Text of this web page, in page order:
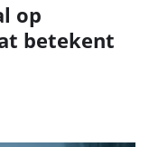
op
betekent